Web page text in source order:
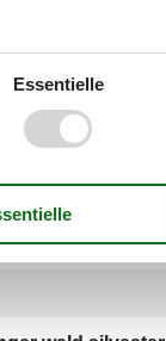
wald
Essentielle